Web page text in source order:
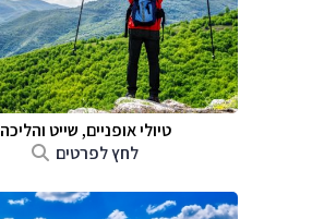
טיולי אופניים, שייט והליכה
לחץ לפרטים